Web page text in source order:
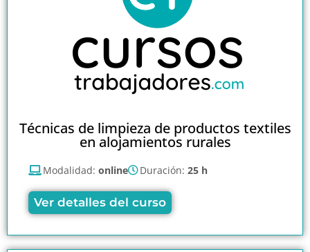
Técnicas de limpieza de productos textiles
en alojamientos rurales
Modalidad: online Duración: 25 h
Ver detalles del curso